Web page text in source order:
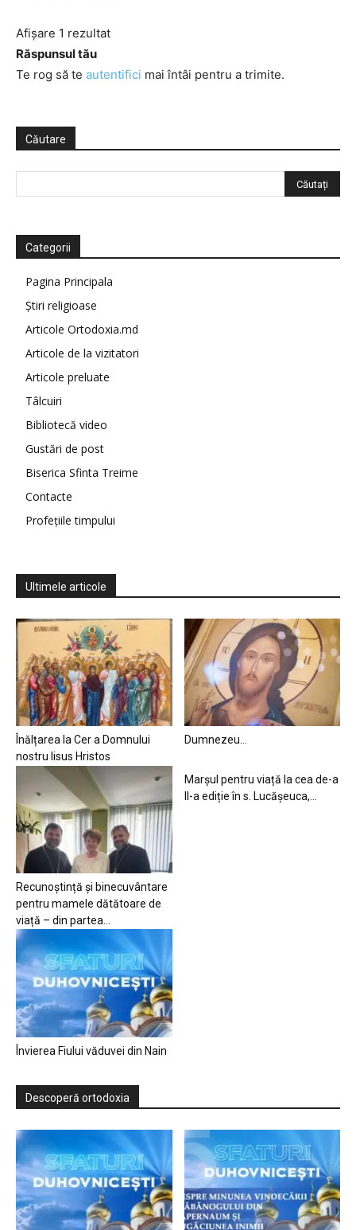
Afișare 1 rezultat
Răspunsul tău
Te rog să te autentifici mai întâi pentru a trimite.
Căutare
Categorii
Pagina Principala
Știri religioase
Articole Ortodoxia.md
Articole de la vizitatori
Articole preluate
Tâlcuiri
Bibliotecă video
Gustări de post
Biserica Sfinta Treime
Contacte
Profețiile timpului
Ultimele articole
Înălțarea la Cer a Domnului
nostru Iisus Hristos
Dumnezeu…
Recunoștință și binecuvântare
pentru mamele dătătoare de
viață – din partea...
Marșul pentru viață la cea de-a
II-a ediție în s. Lucășeuca,...
Învierea Fiului văduvei din Nain
Descoperă ortodoxia